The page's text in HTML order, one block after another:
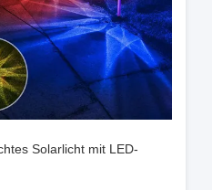
Solarlicht mit LED-